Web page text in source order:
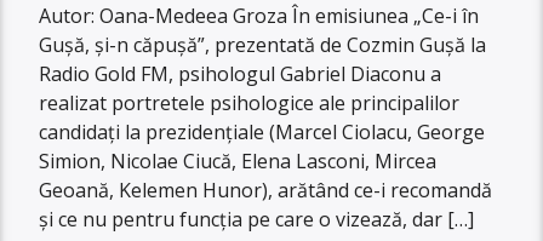
Autor: Oana-Medeea Groza În emisiunea „Ce-i în
Gușă, și-n căpușă”, prezentată de Cozmin Gușă la
Radio Gold FM, psihologul Gabriel Diaconu a
realizat portretele psihologice ale principalilor
candidați la prezidențiale (Marcel Ciolacu, George
Simion, Nicolae Ciucă, Elena Lasconi, Mircea
Geoană, Kelemen Hunor), arătând ce-i recomandă
și ce nu pentru funcția pe care o vizează, dar […]